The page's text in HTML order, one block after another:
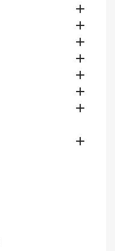







